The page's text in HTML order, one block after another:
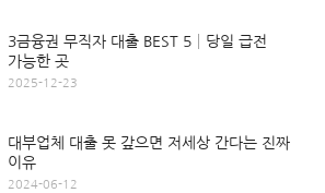
3금융권 무직자 대출 BEST 5│당일 급전
가능한 곳
2025-12-23
대부업체 대출 못 갚으면 저세상 간다는 진짜
이유
2024-06-12